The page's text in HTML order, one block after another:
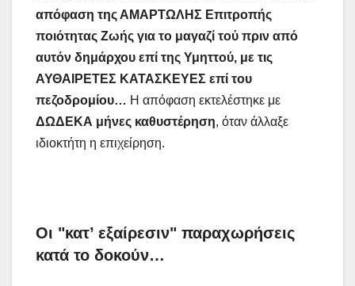
απόφαση της ΑΜΑΡΤΩΛΗΣ Επιτροπής
ποιότητας Ζωής για το μαγαζί τού πριν από
αυτόν δημάρχου επί της Υμηττού, με τις
ΑΥΘΑΙΡΕΤΕΣ ΚΑΤΑΣΚΕΥΕΣ επί του
πεζοδρομίου… Η απόφαση εκτελέστηκε με
ΔΩΔΕΚΑ μήνες καθυστέρηση, όταν άλλαξε
ιδιοκτήτη η επιχείρηση.
Οι "κατ’ εξαίρεσιν" παραχωρήσεις
κατά το δοκούν…